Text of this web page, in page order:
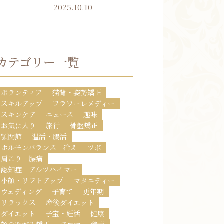
2025.10.10
テゴリー一覧
ボランティア
猫背・姿勢矯正
スキルアップ
フラワーレメディー
スキンケア
ニュース
趣味
お気に入り
旅行
骨盤矯正
顎関節
温活・腸活
ホルモンバランス 冷え
ツボ
肩こり 腰痛
認知症 アルツハイマー
小顔・リフトアップ
マタニティー
ウェディング
子育て
更年期
リラックス
産後ダイエット
ダイエット
子宝・妊活
健康